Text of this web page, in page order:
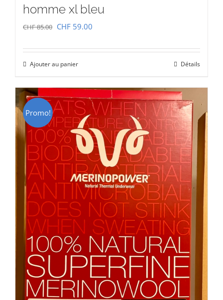
homme xl bleu
CHF85.00 Le
initial
était :
CHF 85.00.
CHF 59.00
actuel
CHF 59.00.
Ajouter au panier Détails
Promo!